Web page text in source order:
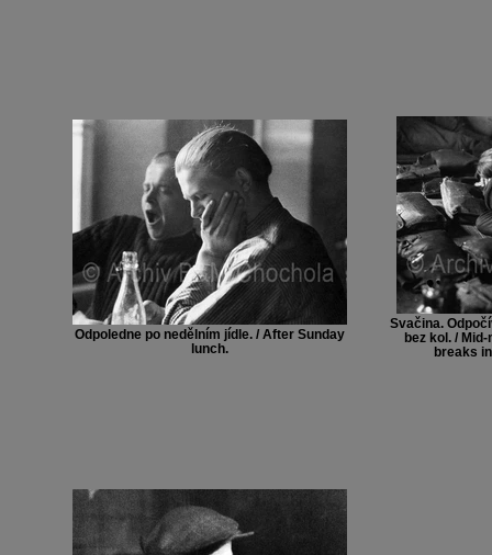
Odpoledne po nedělním jídle. / After Sunday
lunch.
Svačina.
bez kol. /
breaks